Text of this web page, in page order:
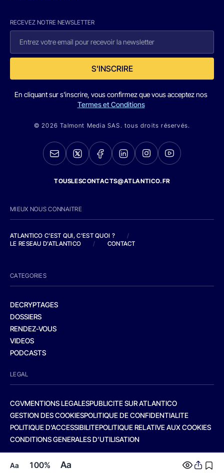
Aa 100% Aa
RECEVEZ NOTRE NEWSLETTER
S'INSCRIRE
En cliquant sur s'inscrire, vous confirmez que vous acceptez nos
Termes et Conditions
© 2026 Talmont Media SAS. tous droits réservés.
TOUSLESCONTACTS@ATLANTICO.FR
MIEUX NOUS CONNAITRE
ATLANTICO C'EST QUI, C'EST QUOI ?
/
LE RESEAU D'ATLANTICO
/ CONTACT
CATEGORIES
DECRYPTAGES
DOSSIERS
RENDEZ-VOUS
VIDEOS
PODCASTS
LEGAL
CGVMENTIONS LEGALESPUBLICITE SUR ATLANTICO
GESTION DES COOKIESPOLITIQUE DE CONFIDENTIALITE
POLITIQUE D’ACCESSIBILITEPOLITIQUE RELATIVE AUX COOKIES
CONDITIONS GENERALES D’UTILISATION